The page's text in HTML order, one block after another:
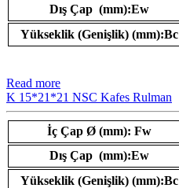
Dış Çap (mm):Ew
Yükseklik (Genişlik) (mm):Bc
Read more
K 15*21*21 NSC Kafes Rulman
İç Çap Ø (mm): Fw
Dış Çap (mm):Ew
Yükseklik (Genişlik) (mm):Bc